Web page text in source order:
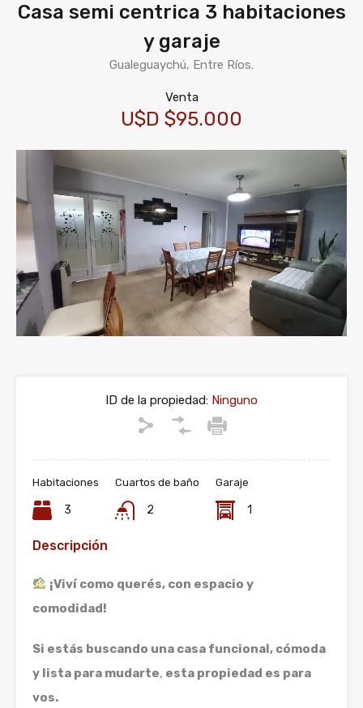
Casa semi centrica 3 habitaciones
y garaje
Gualeguaychú, Entre Ríos.
Venta
U$D $95.000
ID de la propiedad: Ninguno
Habitaciones
3
Cuartos de baño
2
Garaje
1
Descripción
¡Viví como querés, con espacio y
comodidad!
Si estás buscando una casa funcional, cómoda
y lista para mudarte, esta propiedad es para
vos.